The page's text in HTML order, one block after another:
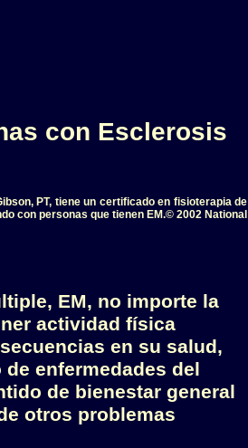
con Esclerosis
PT, tiene un certificado en fisioterapia de
con personas que tienen EM.© 2002 National
EM, no importe la
actividad física
en su salud,
enfermedades del
de bienestar general
otros problemas